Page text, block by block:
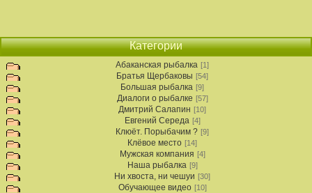
Категории
Абаканская рыбалка [1]
Братья Щербаковы [54]
Большая рыбалка [9]
Диалоги о рыбалке [57]
Дмитрий Салапин [10]
Евгений Середа [4]
Клюёт. Порыбачим ? [9]
Клёвое место [14]
Мужская компания [4]
Наша рыбалка [9]
Ни хвоста, ни чешуи [30]
Обучающее видео [10]